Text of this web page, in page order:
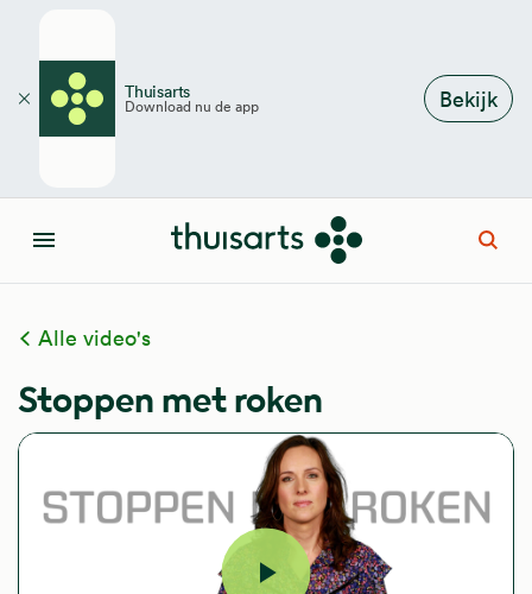
Thuisarts
Download nu de app Bekijk
Sluiten
Menu
Alle video's
Stoppen met roken